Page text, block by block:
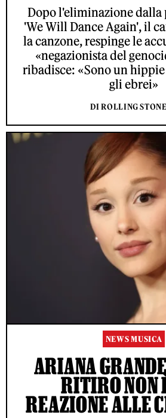
Dopo l'eliminazione
'We Will Dance Again', il
la canzone, respinge le
«negazionista del
ribadisce: «Sono un
gli ebrei»
DI ROLLING
NEWS MUSICA
ARIANA
RITIRO NON
REAZIONE ALLE